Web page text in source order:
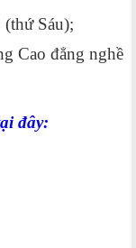
Sáu);
Cao đẳng nghề
đây: